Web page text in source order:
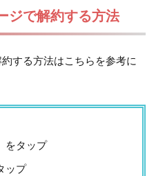
ジで解約する方法
約する方法はこちらを参考に
をタップ
ップ